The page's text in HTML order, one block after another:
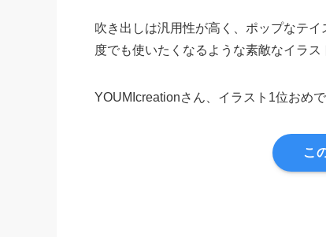
吹き出しは汎用性が高く、ポップなテ
度でも使いたくなるような素敵なイラス
YOUMIcreationさん、イラスト1位おめ
こ